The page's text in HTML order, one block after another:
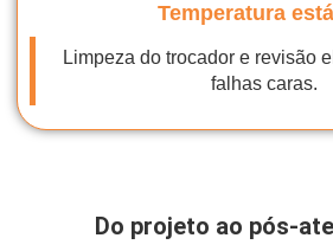
Temperatura
Limpeza do trocador e revisão
falhas caras.
Do projeto ao pós-